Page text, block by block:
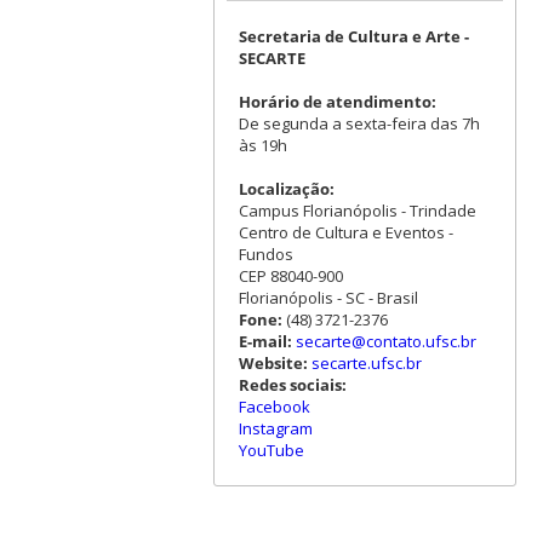
Secretaria de Cultura e Arte -
SECARTE
Horário de atendimento:
De segunda a sexta-feira das 7h
às 19h
Localização:
Campus Florianópolis - Trindade
Centro de Cultura e Eventos -
Fundos
CEP 88040-900
Florianópolis - SC - Brasil
Fone: (48) 3721-2376
E-mail: secarte@contato.ufsc.br
Website: secarte.ufsc.br
Redes sociais:
Facebook
Instagram
YouTube